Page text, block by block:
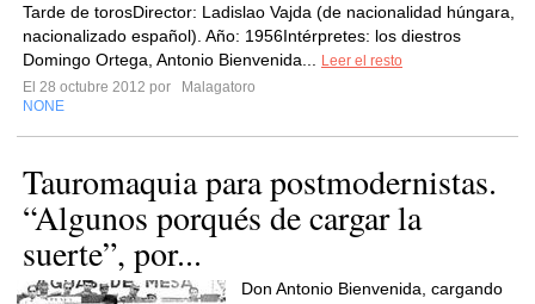
Tarde de torosDirector: Ladislao Vajda (de nacionalidad húngara,
nacionalizado español). Año: 1956Intérpretes: los diestros
Domingo Ortega, Antonio Bienvenida...
Leer el resto
El 28 octubre 2012 por
Malagatoro
NONE
Tauromaquia para postmodernistas.
“Algunos porqués de cargar la
suerte”, por...
Don Antonio Bienvenida, cargando